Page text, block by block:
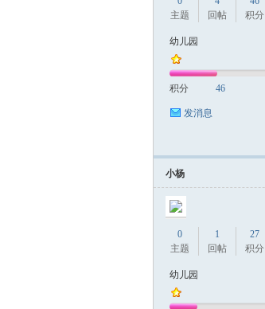
主题
回帖
积分
幼儿园
积分 46
发消息
小杨
0
主题
1
回帖
27
积分
幼儿园